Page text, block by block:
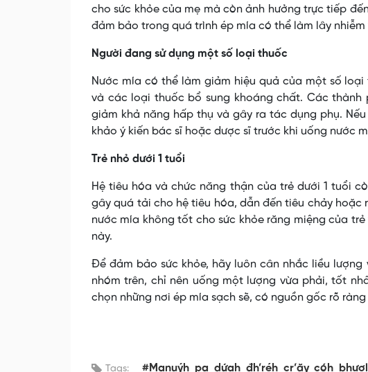
cho sức khỏe của mẹ mà còn ảnh hưởng trực tiếp
đảm bảo trong quá trình ép mía có thể làm lây
Người đang sử dụng một số loại thuốc
Nước mía có thể làm giảm hiệu quả của một số
và các loại thuốc bổ sung khoáng chất. Các
giảm khả năng hấp thụ và gây ra tác dụng phụ.
khảo ý kiến bác sĩ hoặc dược sĩ trước khi uống nước
Trẻ nhỏ dưới 1 tuổi
Hệ tiêu hóa và chức năng thận của trẻ dưới 1 tuổi
gây quá tải cho hệ tiêu hóa, dẫn đến tiêu chảy
nước mía không tốt cho sức khỏe răng miệng của
này.
Để đảm bảo sức khỏe, hãy luôn cân nhắc liều
nhóm trên, chỉ nên uống một lượng vừa phải, tốt
chọn những nơi ép mía sạch sẽ, có nguồn gốc rõ
Tags: